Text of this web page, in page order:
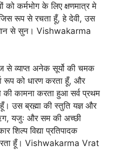
कर्मभोग के लिए क्षणमात्र मे
रूप से रचता हूँ, हे देवी, उस
से सुन। Vishwakarma
से व्याप्त अनेक सूर्यो की चमक
रूप को धारण करता हूँ, और
कामना करता हुआ सर्व प्रथम
हूँ। उस ब्रह्मा की स्तुति यज्ञ और
यजुः और सम की अच्छी
शिल्प विद्या प्रतिपादक
करता हूँ। Vishwakarma Vrat